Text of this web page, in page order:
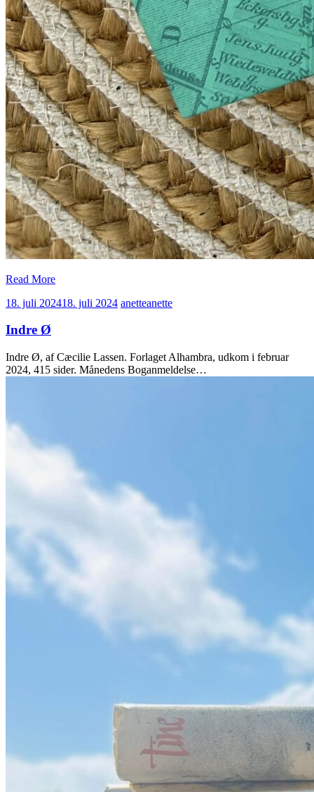
Read More
18. juli 202418. juli 2024 anetteanette
Indre Ø
Indre Ø, af Cæcilie Lassen. Forlaget Alhambra, udkom i februar
2024, 415 sider. Månedens Boganmeldelse…